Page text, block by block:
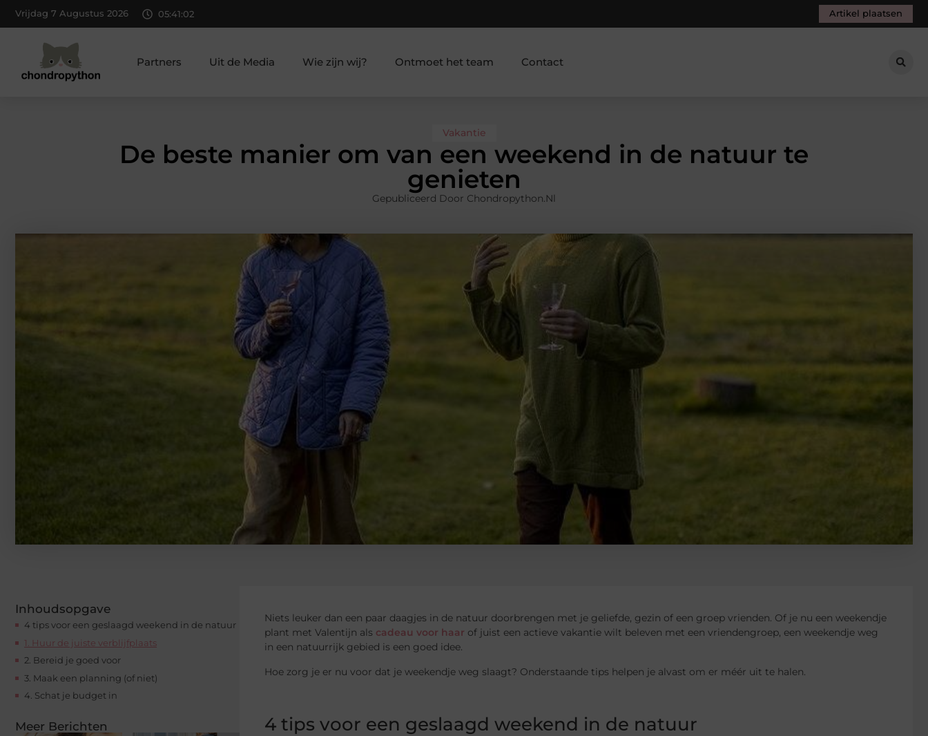
Vrijdag 7 Augustus 2026 05:41:03 Artikel plaatsen
Partners Uit de Media Wie zijn wij? Ontmoet het team Contact
Vakantie
De beste manier om van een weekend in de natuur te
genieten
Gepubliceerd Door Chondropython.nl
Inhoudsopgave
4 tips voor een geslaagd weekend in de natuur
1. Huur de juiste verblijfplaats
2. Bereid je goed voor
3. Maak een planning (of niet)
4. Schat je budget in
Meer Berichten
Niets leuker dan een paar daagjes in de natuur doorbrengen met je geliefde, gezin of een groep vrienden. Of je nu een weekendje
plant met Valentijn als cadeau voor haar of juist een actieve vakantie wilt beleven met een vriendengroep, een weekendje weg
in een natuurrijk gebied is een goed idee.
Hoe zorg je er nu voor dat je weekendje weg slaagt? Onderstaande tips helpen je alvast om er méér uit te halen.
4 tips voor een geslaagd weekend in de natuur